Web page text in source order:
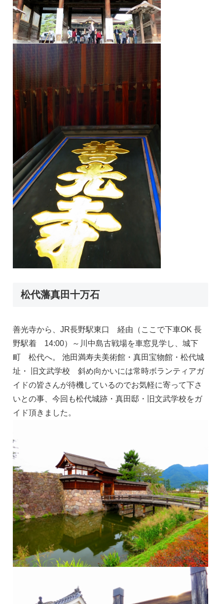
松代藩真田十万石
善光寺から、JR長野駅東口 経由（ここで下車OK 長
野駅着 14:00）～川中島古戦場を車窓見学し、城下
町 松代へ。 池田満寿夫美術館・真田宝物館・松代城
址・ 旧文武学校 斜め向かいには常時ボランティアガ
イドの皆さんが待機しているのでお気軽に寄って下さ
いとの事、今回も松代城跡・真田邸・旧文武学校をガ
イド頂きました。